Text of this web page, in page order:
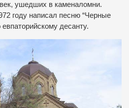
ушедших в каменаломни.
году написал песню “Черные
десанту.